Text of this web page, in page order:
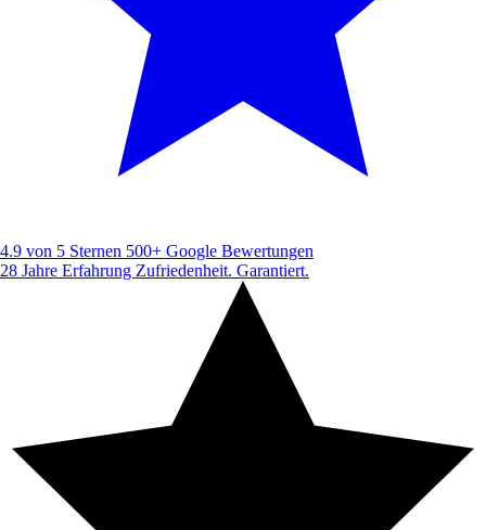
4.9 von 5 Sternen 500+ Google Bewertungen
28 Jahre Erfahrung Zufriedenheit. Garantiert.